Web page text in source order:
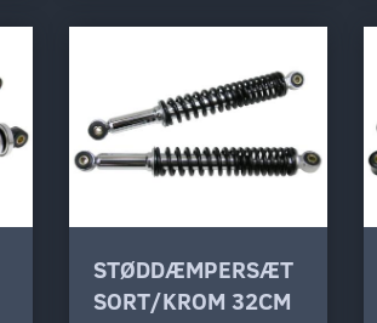
STØDDÆMPERSÆT
SORT/KROM 32CM